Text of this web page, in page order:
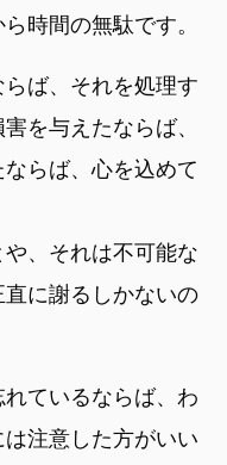
時間の無駄です。
ば、それを処理す
を与えたならば、
らば、心を込めて
、それは不可能な
に謝るしかないの
ているならば、わ
注意した方がいい